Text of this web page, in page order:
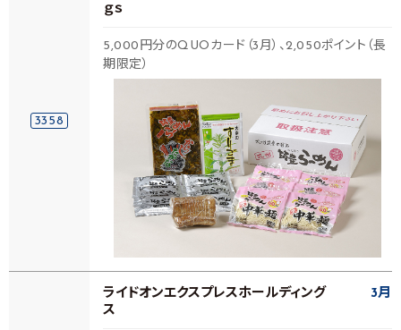
3358
ｇｓ
5,000円分のQUOカード（3月）、2,050ポイント（長
期限定）
ライドオンエクスプレスホールディング
ス
3月